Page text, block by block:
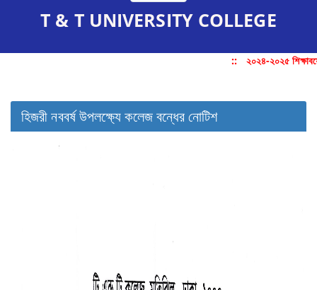
T & T UNIVERSITY COLLEGE
:: ২০২৪-২০২৫
হিজরী নববর্ষ উপলক্ষ্যে কলেজ বন্ধের নোটিশ